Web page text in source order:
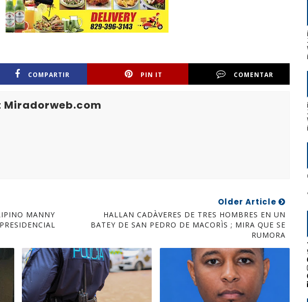
COMPARTIR PIN IT COMENTAR
Miradorweb.com
MANNY
Older Article
HALLAN CADÀVERES DE TRES HOMBRES EN UN
BATEY DE SAN PEDRO DE MACORÌS ; MIRA QUE SE
RUMORA